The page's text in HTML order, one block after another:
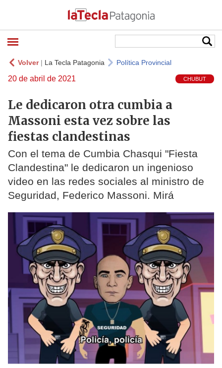
Volver| La Tecla Patagonia Política Provincial
20 de abril de 2021 CHUBUT
Le dedicaron otra cumbia a
Massoni esta vez sobre las
fiestas clandestinas
Con el tema de Cumbia Chasqui "Fiesta
Clandestina" le dedicaron un ingenioso
video en las redes sociales al ministro de
Seguridad, Federico Massoni. Mirá